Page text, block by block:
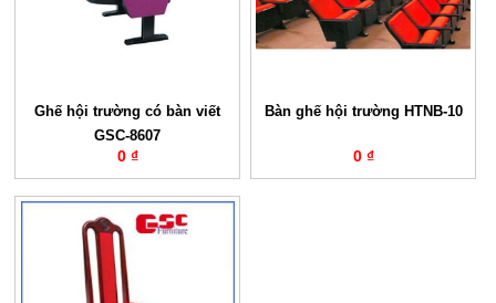
Ghế hội trường có bàn viết
GSC-8607
0 ₫
Bàn ghế hội trường HTNB-10
0 ₫